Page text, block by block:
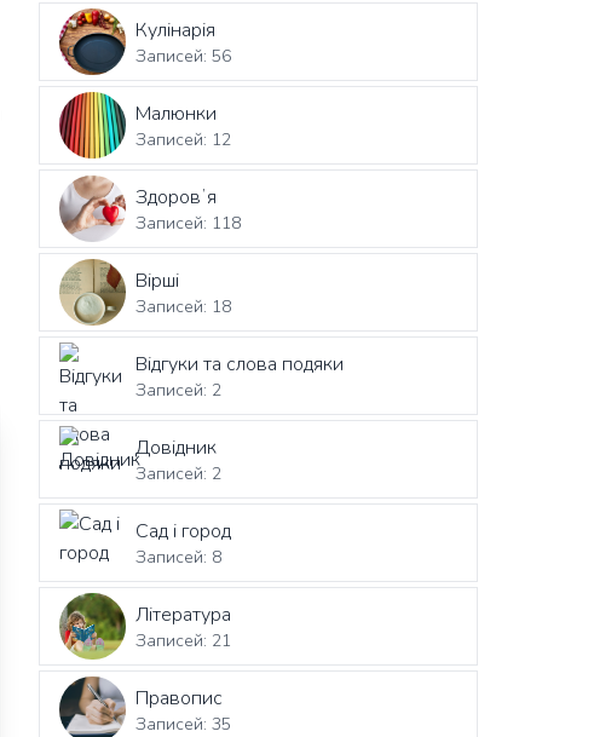
Кулінарія
Записей: 56
Малюнки
Записей: 12
Здоровʼя
Записей: 118
Вірші
Записей: 18
Відгуки та слова подяки
Записей: 2
Довідник
Записей: 2
Сад і город
Записей: 8
Література
Записей: 21
Правопис
Записей: 35